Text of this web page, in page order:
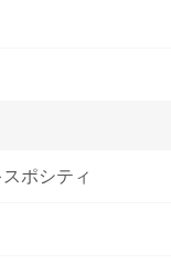
ポシティ